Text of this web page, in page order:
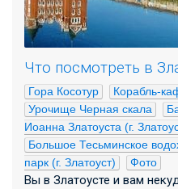
Что посмотреть в
Гора Косотур Корабль-
Урочище Черная скала
Иоанна Златоуста (г.
Большое Тесьминское
парк (г. Златоуст)
Фото
Вы в Златоусте и вам